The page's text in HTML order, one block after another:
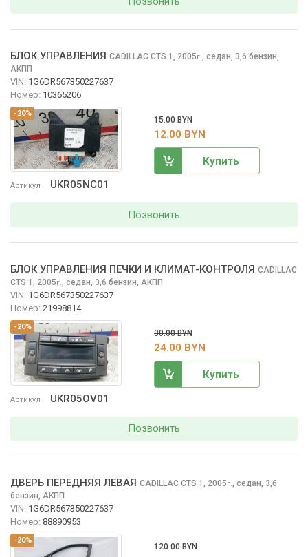
-20%
Артикул UKR05NC01
БЛОК УПРАВЛЕНИЯ CADILLAC CTS 1, 2005г., седан, 3,6 бензин,
АКПП
VIN: 1G6DR567350227637
Номер: 10365206
15.00 BYN
12.00 BYN
Купить
Позвонить
-20%
Артикул UKR05OV01
БЛОК УПРАВЛЕНИЯ ПЕЧКИ И КЛИМАТ-КОНТРОЛЯ CADILLAC
CTS 1, 2005г., седан, 3,6 бензин, АКПП
VIN: 1G6DR567350227637
Номер: 21998814
30.00 BYN
24.00 BYN
Купить
Позвонить
-20%
ДВЕРЬ ПЕРЕДНЯЯ ЛЕВАЯ CADILLAC CTS 1, 2005г., седан, 3,6
бензин, АКПП
VIN: 1G6DR567350227637
Номер: 88890953
120.00 BYN